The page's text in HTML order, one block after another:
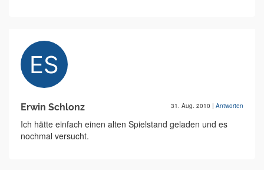
Erwin Schlonz 31. Aug. 2010 | Antworten
Ich hätte einfach einen alten Spielstand geladen und es
nochmal versucht.